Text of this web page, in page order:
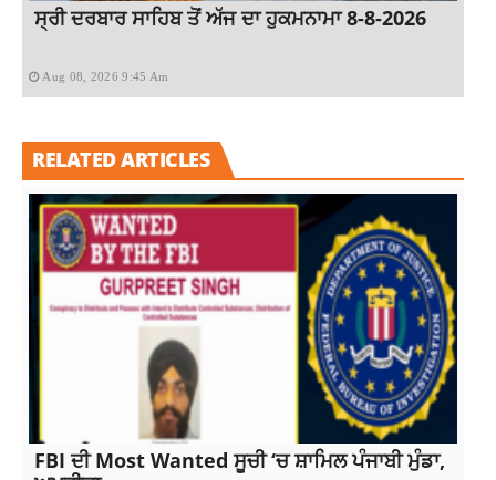
ਸ੍ਰੀ ਦਰਬਾਰ ਸਾਹਿਬ ਤੋਂ ਅੱਜ ਦਾ ਹੁਕਮਨਾਮਾ 8-8-2026
Aug 08, 2026 9:45 Am
RELATED ARTICLES
FBI ਦੀ Most Wanted ਸੂਚੀ ‘ਚ ਸ਼ਾਮਿਲ ਪੰਜਾਬੀ ਮੁੰਡਾ,